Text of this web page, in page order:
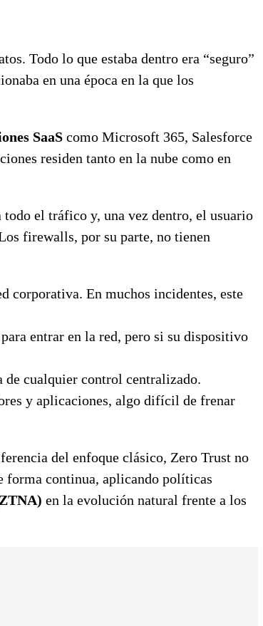
Todo lo que estaba dentro era “seguro”
en una época en la que los
SaaS como Microsoft 365, Salesforce
residen tanto en la nube como en
todo el tráfico y, una vez dentro, el usuario
firewalls, por su parte, no tienen
corporativa. En muchos incidentes, este
entrar en la red, pero si su dispositivo
de cualquier control centralizado.
y aplicaciones, algo difícil de frenar
del enfoque clásico, Zero Trust no
forma continua, aplicando políticas
en la evolución natural frente a los